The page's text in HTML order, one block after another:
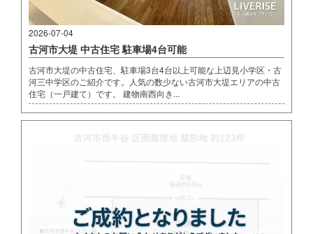
2026-07-04
古河市大堤 中古住宅 駐車場4台可能
古河市大堤の中古住宅、駐車場3台4台以上可能な上辺見小学区・古
河三中学区のご紹介です。人気の数少ない古河市大堤エリアの中古
住宅（一戸建て）です。 建物南西向き...